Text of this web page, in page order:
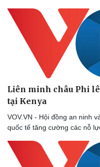
Liên minh châu Phi
tại Kenya
VOV.VN - Hội đồng an ninh
quốc tế tăng cường các nỗ